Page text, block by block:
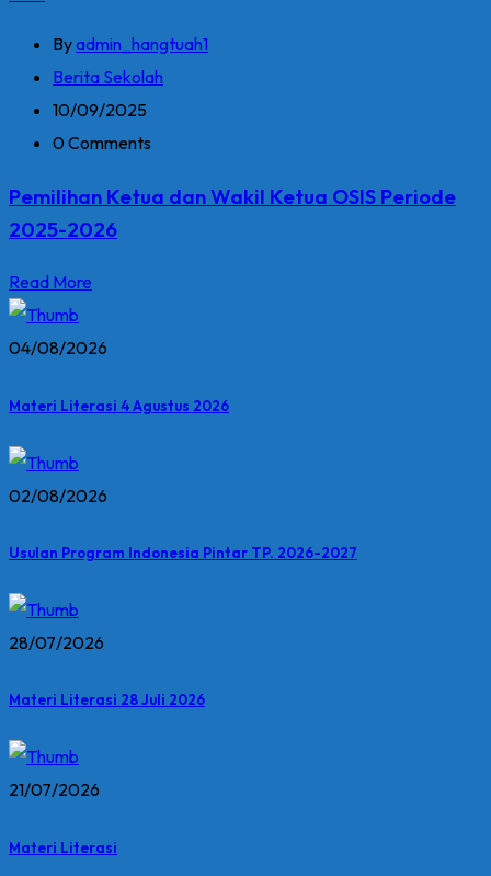
Byadmin_hangtuah1
Berita Sekolah
10/09/2025
0 Comments
Pemilihan Ketua dan Wakil Ketua OSIS Periode
2025-2026
Read More
04/08/2026
Materi Literasi 4 Agustus 2026
02/08/2026
Usulan Program Indonesia Pintar TP. 2026-2027
28/07/2026
Materi Literasi 28 Juli 2026
21/07/2026
Materi Literasi